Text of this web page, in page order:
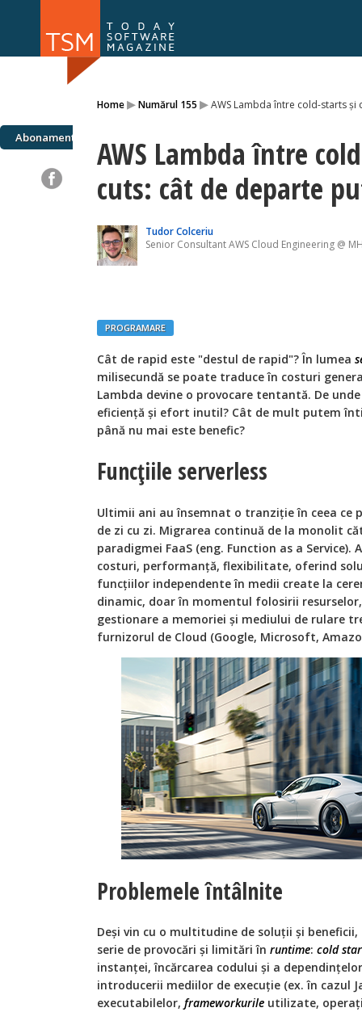
Home▸Numărul 155 ▸AWS Lambda între cold-starts
Abonamente
AWS Lambda între
cuts: cât de departe
Tudor Colceriu
Senior Consultant AWS Cloud Engineering @
PROGRAMARE
Cât de rapid este "destul de rapid"? În lumea
milisecundă se poate traduce în costuri
Lambda devine o provocare tentantă. De
eficiență și efort inutil? Cât de mult putem
până nu mai este benefic?
Funcțiile serverless
Ultimii ani au însemnat o tranziție în ceea ce
de zi cu zi. Migrarea continuă de la monolit
paradigmei FaaS (eng. Function as a Service).
costuri, performanță, flexibilitate, oferind
funcțiilor independente în medii create la
dinamic, doar în momentul folosirii
gestionare a memoriei și mediului de rulare
furnizorul de Cloud (Google, Microsoft,
Problemele întâlnite
Deși vin cu o multitudine de soluții și
serie de provocări și limitări în runtime: cold
instanței, încărcarea codului și a
introducerii mediilor de execuție (ex. în cazul
executabilelor, frameworkurile utilizate,